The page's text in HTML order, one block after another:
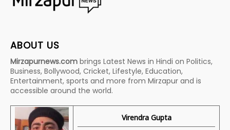
ABOUT US
Mirzapurnews.com brings Latest News in Hindi on Politics,
Business, Bollywood, Cricket, Lifestyle, Education,
Entertainment, sports and more from Mirzapur and is
accessible around the world.
Virendra Gupta